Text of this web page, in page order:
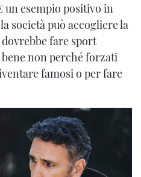
un esempio positivo in
società può accogliere la
fare sport
non perché forzati
famosi o per fare